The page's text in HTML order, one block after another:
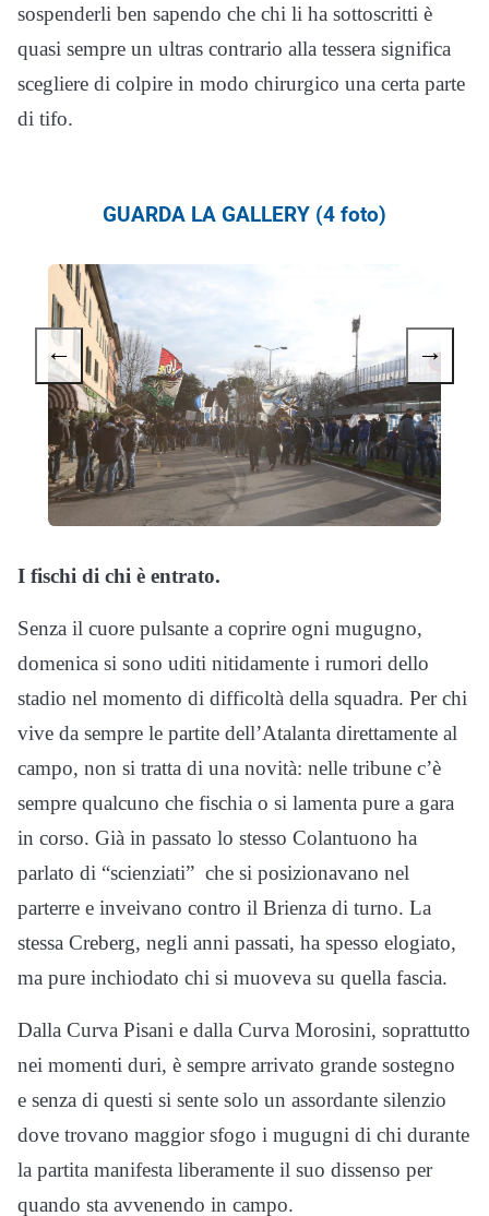
sospenderli ben sapendo che chi li ha sottoscritti è
quasi sempre un ultras contrario alla tessera significa
scegliere di colpire in modo chirurgico una certa parte
di tifo.
GUARDA LA GALLERY (4 foto)
← →
I fischi di chi è entrato.
Senza il cuore pulsante a coprire ogni mugugno,
domenica si sono uditi nitidamente i rumori dello
stadio nel momento di difficoltà della squadra. Per chi
vive da sempre le partite dell’Atalanta direttamente al
campo, non si tratta di una novità: nelle tribune c’è
sempre qualcuno che fischia o si lamenta pure a gara
in corso. Già in passato lo stesso Colantuono ha
parlato di “scienziati” che si posizionavano nel
parterre e inveivano contro il Brienza di turno. La
stessa Creberg, negli anni passati, ha spesso elogiato,
ma pure inchiodato chi si muoveva su quella fascia.
Dalla Curva Pisani e dalla Curva Morosini, soprattutto
nei momenti duri, è sempre arrivato grande sostegno
e senza di questi si sente solo un assordante silenzio
dove trovano maggior sfogo i mugugni di chi durante
la partita manifesta liberamente il suo dissenso per
quando sta avvenendo in campo.